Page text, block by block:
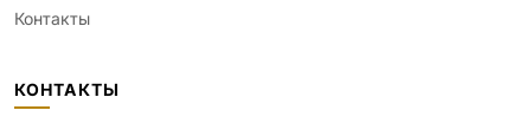
Контакты
КОНТАКТЫ